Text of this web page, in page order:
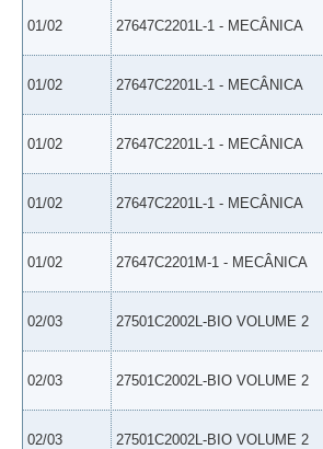
01/02 27647C2201L-1 - MECÂNICA
01/02 27647C2201L-1 - MECÂNICA
01/02 27647C2201L-1 - MECÂNICA
01/02 27647C2201L-1 - MECÂNICA
01/02 27647C2201M-1 - MECÂNICA
02/03 27501C2002L-BIO VOLUME 2
02/03 27501C2002L-BIO VOLUME 2
02/03 27501C2002L-BIO VOLUME 2